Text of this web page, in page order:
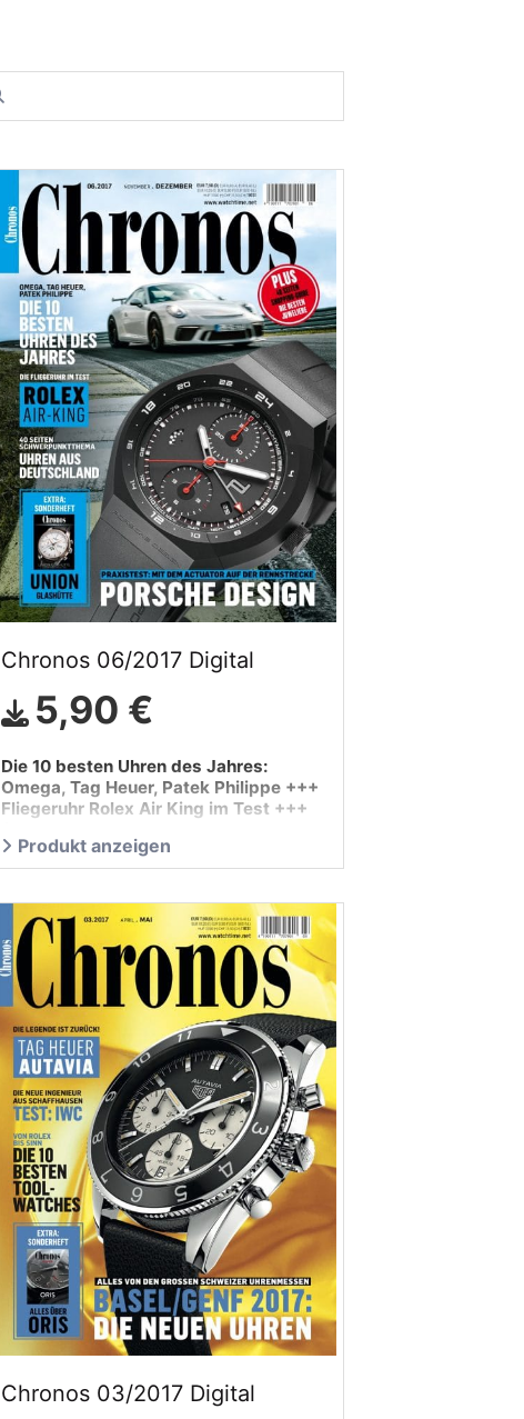
Chronos 06/2017 Digital
5,90 €
Die 10 besten Uhren des Jahres:
Omega, Tag Heuer, Patek Philippe +++
Fliegeruhr Rolex Air King im Test +++
Deutschland +++
Produkt anzeigen
Chronos 03/2017 Digital